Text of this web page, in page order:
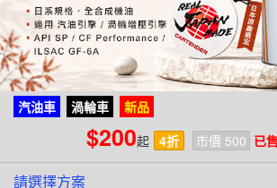
汽油車 渦輪車 新品
$200起 4折 市價 500 已
請選擇方案